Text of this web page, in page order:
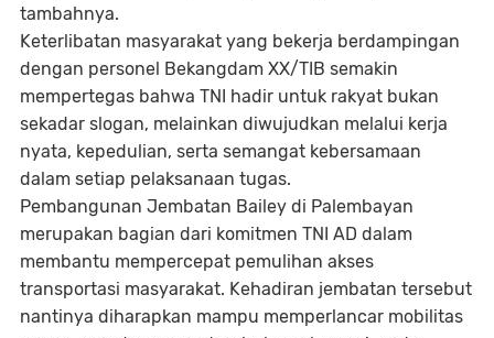
tambahnya.
Keterlibatan masyarakat yang bekerja berdampingan
dengan personel Bekangdam XX/TIB semakin
mempertegas bahwa TNI hadir untuk rakyat bukan
sekadar slogan, melainkan diwujudkan melalui kerja
nyata, kepedulian, serta semangat kebersamaan
dalam setiap pelaksanaan tugas.
Pembangunan Jembatan Bailey di Palembayan
merupakan bagian dari komitmen TNI AD dalam
membantu mempercepat pemulihan akses
transportasi masyarakat. Kehadiran jembatan tersebut
nantinya diharapkan mampu memperlancar mobilitas